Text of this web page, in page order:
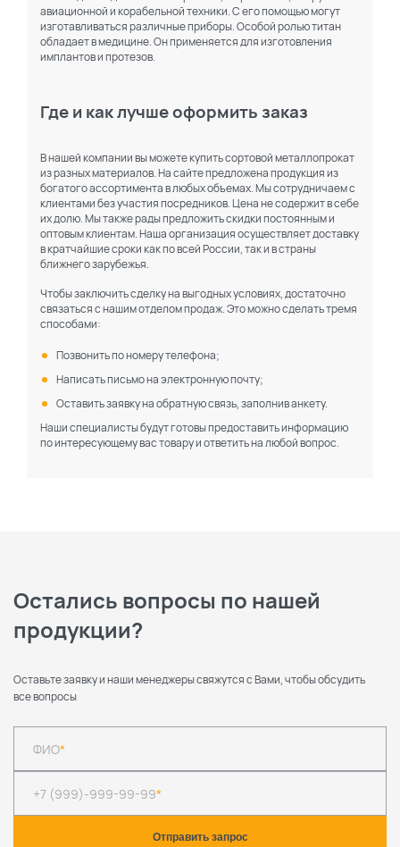
авиационной и корабельной техники. С его помощью могут
изготавливаться различные приборы. Особой ролью титан
обладает в медицине. Он применяется для изготовления
имплантов и протезов.
Где и как лучше оформить заказ
В нашей компании вы можете купить сортовой металлопрокат
из разных материалов. На сайте предложена продукция из
богатого ассортимента в любых объемах. Мы сотрудничаем с
клиентами без участия посредников. Цена не содержит в себе
их долю. Мы также рады предложить скидки постоянным и
оптовым клиентам. Наша организация осуществляет доставку
в кратчайшие сроки как по всей России, так и в страны
ближнего зарубежья.
Чтобы заключить сделку на выгодных условиях, достаточно
связаться с нашим отделом продаж. Это можно сделать тремя
способами:
Позвонить по номеру телефона;
Написать письмо на электронную почту;
Оставить заявку на обратную связь, заполнив анкету.
Наши специалисты будут готовы предоставить информацию
по интересующему вас товару и ответить на любой вопрос.
Остались вопросы по нашей
продукции?
Оставьте заявку и наши менеджеры свяжутся с Вами, чтобы обсудить
все вопросы
ФИО*
+7 (999)-999-99-99*